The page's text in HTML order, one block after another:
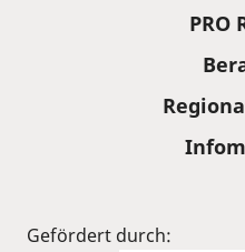
PRO
Gefördert durch: